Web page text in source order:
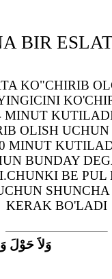
BIR
KO"CHIRIB
MINUT
OLISH
MINUT
BUNDAY
BE PUL
KERAK BO'LADI
وَلاَ حَوْلَ